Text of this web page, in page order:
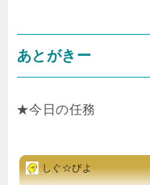
あとがきー
★今日の任務
しぐ☆ぴよ